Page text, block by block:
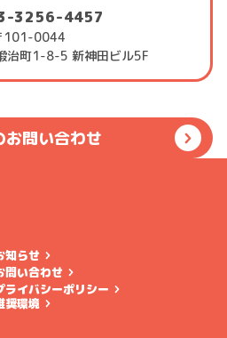
3256-4457
101-0044
治町1-8-5 新神田ビル5F
お問い合わせ
知らせ
問い合わせ
ライバシーポリシー
奨環境